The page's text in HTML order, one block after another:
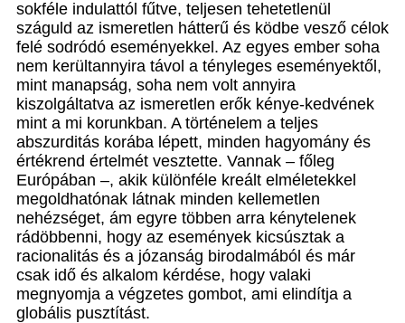
sokféle indulattól fűtve, teljesen tehetetlenül
száguld az ismeretlen hátterű és ködbe vesző célok
felé sodródó eseményekkel. Az egyes ember soha
nem kerültannyira távol a tényleges eseményektől,
mint manapság, soha nem volt annyira
kiszolgáltatva az ismeretlen erők kénye-kedvének
mint a mi korunkban. A történelem a teljes
abszurditás korába lépett, minden hagyomány és
értékrend értelmét vesztette. Vannak – főleg
Európában –, akik különféle kreált elméletekkel
megoldhatónak látnak minden kellemetlen
nehézséget, ám egyre többen arra kénytelenek
rádöbbenni, hogy az események kicsúsztak a
racionalitás és a józanság birodalmából és már
csak idő és alkalom kérdése, hogy valaki
megnyomja a végzetes gombot, ami elindítja a
globális pusztítást.